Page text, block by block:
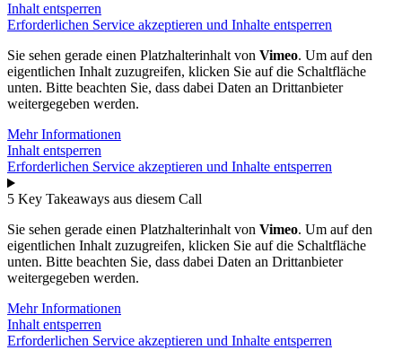
Inhalt entsperren
Erforderlichen Service akzeptieren und Inhalte entsperren
Sie sehen gerade einen Platzhalterinhalt von Vimeo. Um auf den
eigentlichen Inhalt zuzugreifen, klicken Sie auf die Schaltfläche
unten. Bitte beachten Sie, dass dabei Daten an Drittanbieter
weitergegeben werden.
Mehr Informationen
Inhalt entsperren
Erforderlichen Service akzeptieren und Inhalte entsperren
5 Key Takeaways aus diesem Call
Sie sehen gerade einen Platzhalterinhalt von Vimeo. Um auf den
eigentlichen Inhalt zuzugreifen, klicken Sie auf die Schaltfläche
unten. Bitte beachten Sie, dass dabei Daten an Drittanbieter
weitergegeben werden.
Mehr Informationen
Inhalt entsperren
Erforderlichen Service akzeptieren und Inhalte entsperren